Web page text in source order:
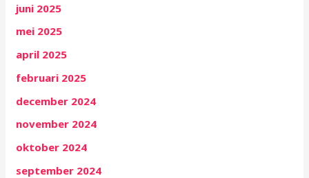
juni 2025
mei 2025
april 2025
februari 2025
december 2024
november 2024
oktober 2024
september 2024